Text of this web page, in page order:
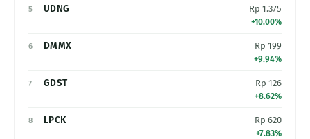
5 UDNG Rp 1.375
+10.00%
6 DMMX Rp 199
+9.94%
7 GDST Rp 126
+8.62%
8 LPCK Rp 620
+7.83%